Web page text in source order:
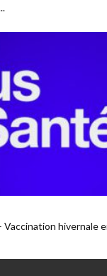
Vaccination hivernale